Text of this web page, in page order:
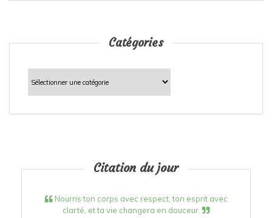
Catégories
Catégories
Citation du jour
Nourris ton corps avec respect, ton esprit avec
clarté, et ta vie changera en douceur.